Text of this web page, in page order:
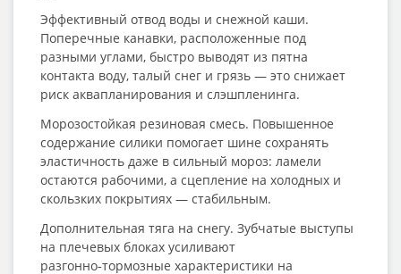
Эффективный отвод воды и снежной каши.
Поперечные канавки, расположенные под
разными углами, быстро выводят из пятна
контакта воду, талый снег и грязь — это снижает
риск аквапланирования и слэшпленинга.
Морозостойкая резиновая смесь. Повышенное
содержание силики помогает шине сохранять
эластичность даже в сильный мороз: ламели
остаются рабочими, а сцепление на холодных и
скользких покрытиях — стабильным.
Дополнительная тяга на снегу. Зубчатые выступы
на плечевых блоках усиливают
разгонно‑тормозные характеристики на